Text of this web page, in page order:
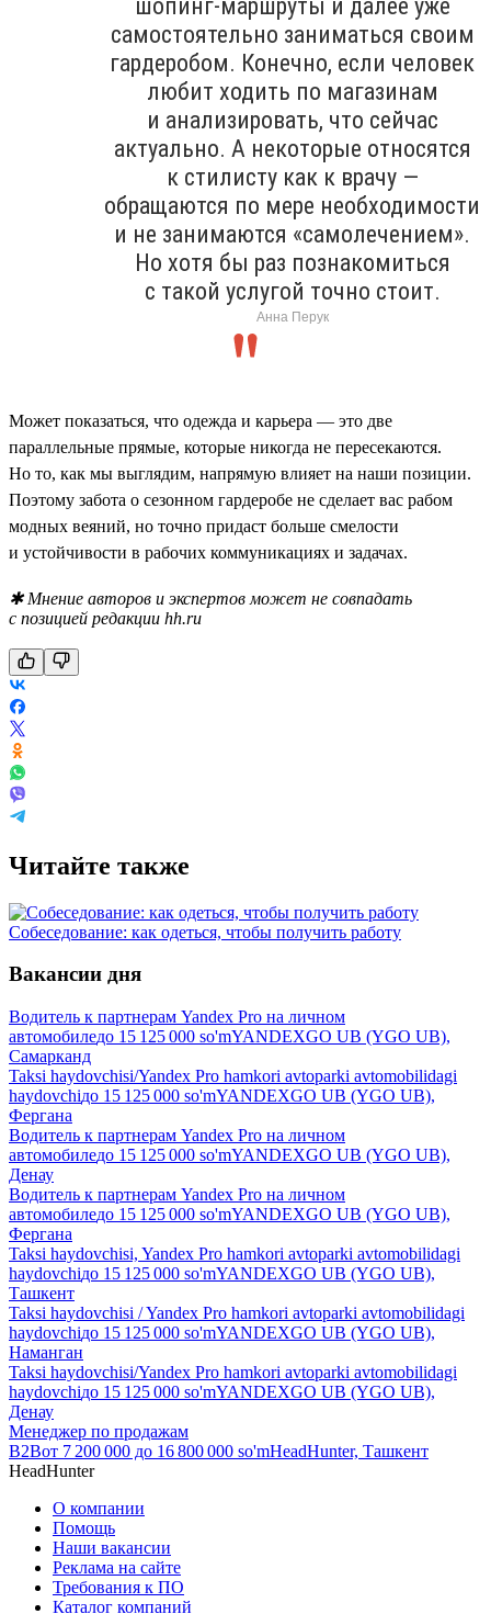
шопинг-маршруты и далее уже
самостоятельно заниматься своим
гардеробом. Конечно, если человек
любит ходить по магазинам
и анализировать, что сейчас
актуально. А некоторые относятся
к стилисту как к врачу —
обращаются по мере необходимости
и не занимаются «самолечением».
Но хотя бы раз познакомиться
с такой услугой точно стоит.
Анна Перук
Может показаться, что одежда и карьера — это две
параллельные прямые, которые никогда не пересекаются.
Но то, как мы выглядим, напрямую влияет на наши позиции.
Поэтому забота о сезонном гардеробе не сделает вас рабом
модных веяний, но точно придаст больше смелости
и устойчивости в рабочих коммуникациях и задачах.
✱ Мнение авторов и экспертов может не совпадать
с позицией редакции hh.ru
Читайте также
Собеседование: как одеться, чтобы получить работу
Вакансии дня
Водитель к партнерам Yandex Pro на личном
автомобиледо 15 125 000 so'mYANDEXGO UB (YGO UB),
Самарканд
Taksi haydovchisi/Yandex Pro hamkori avtoparki avtomobilidagi
haydovchiдо 15 125 000 so'mYANDEXGO UB (YGO UB),
Фергана
Водитель к партнерам Yandex Pro на личном
автомобиледо 15 125 000 so'mYANDEXGO UB (YGO UB),
Денау
Водитель к партнерам Yandex Pro на личном
автомобиледо 15 125 000 so'mYANDEXGO UB (YGO UB),
Фергана
Taksi haydovchisi, Yandex Pro hamkori avtoparki avtomobilidagi
haydovchiдо 15 125 000 so'mYANDEXGO UB (YGO UB),
Ташкент
Taksi haydovchisi / Yandex Pro hamkori avtoparki avtomobilidagi
haydovchiдо 15 125 000 so'mYANDEXGO UB (YGO UB),
Наманган
Taksi haydovchisi/Yandex Pro hamkori avtoparki avtomobilidagi
haydovchiдо 15 125 000 so'mYANDEXGO UB (YGO UB),
Денау
Менеджер по продажам
B2Bот 7 200 000 до 16 800 000 so'mHeadHunter, Ташкент
HeadHunter
О компании
Помощь
Наши вакансии
Реклама на сайте
Требования к ПО
Каталог компаний